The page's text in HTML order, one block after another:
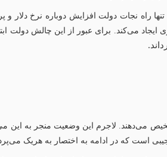
راه نجات دولت افزایش دوباره نرخ دلار و
می‌کند. برای عبور از این چالش دولت
می‌دهند. لاجرم این وضعیت منجر به این
است که در ادامه به اختصار به هریک